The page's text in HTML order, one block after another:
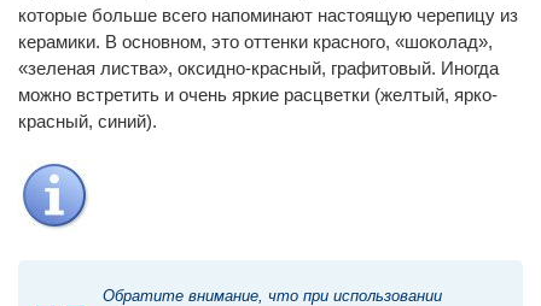
которые больше всего напоминают настоящую черепицу из
керамики. В основном, это оттенки красного, «шоколад»,
«зеленая листва», оксидно-красный, графитовый. Иногда
можно встретить и очень яркие расцветки (желтый, ярко-
красный, синий).
Обратите внимание, что при использовании